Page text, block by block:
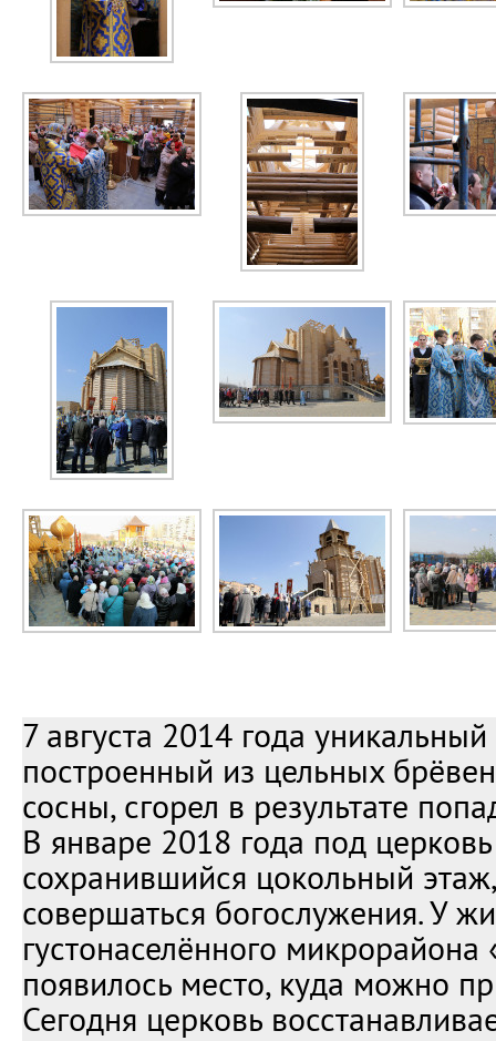
7 августа 2014 года
построенный из цельных
сосны, сгорел в результате
В январе 2018 года под
сохранившийся цокольный
совершаться богослужения. У
густонаселённого микрорайона
появилось место, куда можно
Сегодня церковь